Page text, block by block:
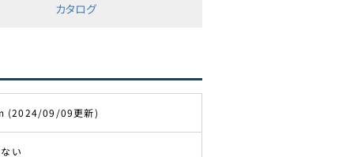
カタログ
(2024/09/09更新)
い